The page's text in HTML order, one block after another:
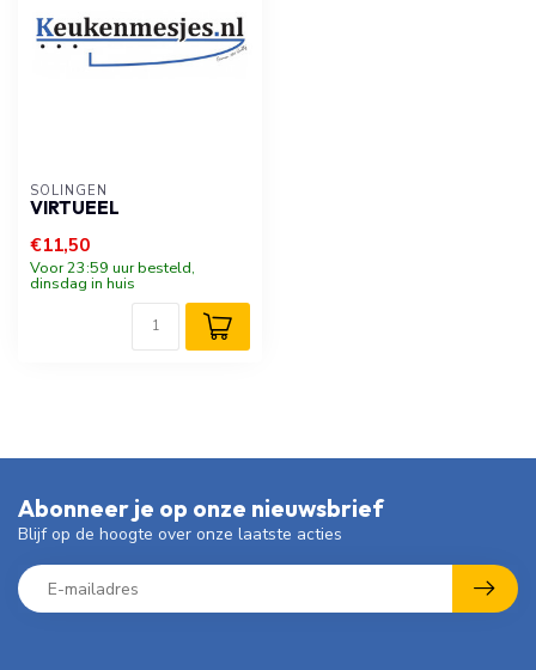
SOLINGEN
VIRTUEEL
€11,50
Voor 23:59 uur besteld,
dinsdag in huis
Abonneer je op onze nieuwsbrief
Blijf op de hoogte over onze laatste acties